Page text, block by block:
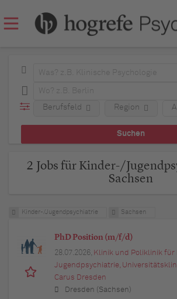
Berufsfeld Region
2 Jobs für Kinder-/
Sachsen
Kinder-/Jugendpsychiatrie Sachsen
PhD Position (m/f/d)
28.07.2026, Klinik und Poliklinik für
Jugendpsychiatrie,
Carus Dresden
Dresden (Sachsen)